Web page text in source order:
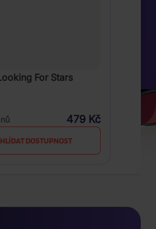
For Stars
479 Kč
HLÍDAT DOSTUPNOST